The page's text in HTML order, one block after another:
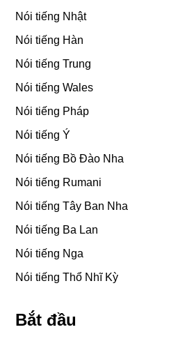
Nói tiếng Nhật
Nói tiếng Hàn
Nói tiếng Trung
Nói tiếng Wales
Nói tiếng Pháp
Nói tiếng Ý
Nói tiếng Bồ Đào Nha
Nói tiếng Rumani
Nói tiếng Tây Ban Nha
Nói tiếng Ba Lan
Nói tiếng Nga
Nói tiếng Thổ Nhĩ Kỳ
Bắt đầu